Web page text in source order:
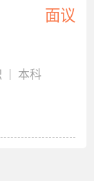
面议
| 本科